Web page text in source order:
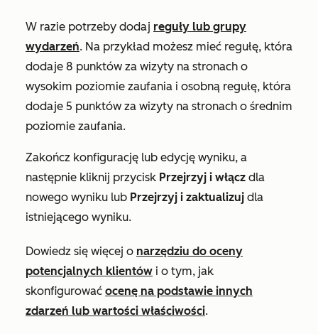
W razie potrzeby dodaj reguły lub grupy
wydarzeń. Na przykład możesz mieć regułę, która
dodaje 8 punktów za wizyty na stronach o
wysokim poziomie zaufania i osobną regułę, która
dodaje 5 punktów za wizyty na stronach o średnim
poziomie zaufania.
Zakończ konfigurację lub edycję wyniku, a
następnie kliknij przycisk Przejrzyj i włącz dla
nowego wyniku lub Przejrzyj i zaktualizuj dla
istniejącego wyniku.
Dowiedz się więcej o narzędziu do oceny
potencjalnych klientów i o tym, jak
skonfigurować ocenę na podstawie innych
zdarzeń lub wartości właściwości.